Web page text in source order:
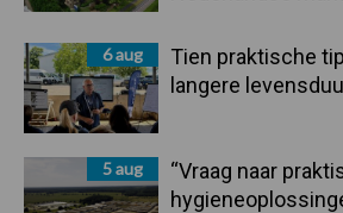
6 aug
Tien praktische
langere
5 aug
“Vraag naar